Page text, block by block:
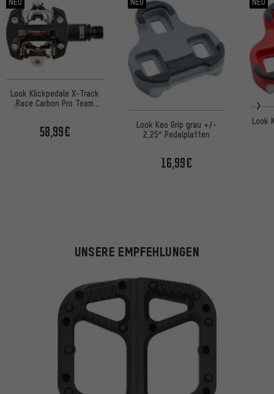
Look Klickpedale X-Track
Race Carbon Pro Team
58,99€
Look Keo Grip grau +/-
2,25° Pedalplatten
16,99€
Look
UNSERE EMPFEHLUNGEN